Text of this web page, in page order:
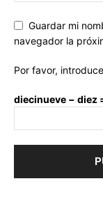
Guardar mi
navegador la
Por favor,
diecinueve − diez